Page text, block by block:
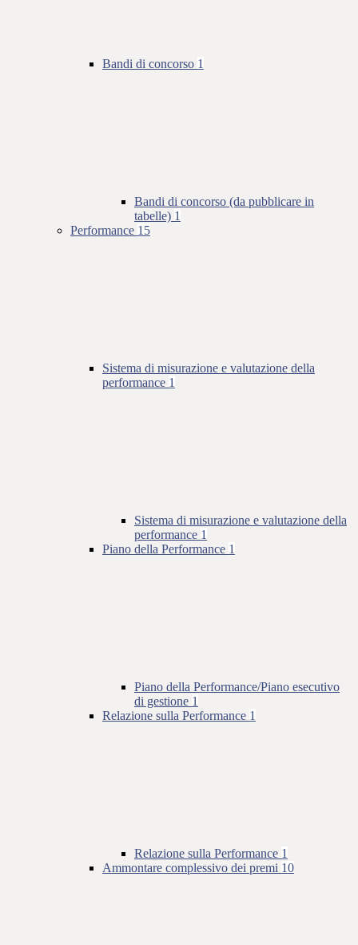
Bandi di concorso 1
Bandi di concorso (da pubblicare in
tabelle) 1
Performance 15
Sistema di misurazione e valutazione della
performance 1
Sistema di misurazione e valutazione della
performance 1
Piano della Performance 1
Piano della Performance/Piano esecutivo
di gestione 1
Relazione sulla Performance 1
Relazione sulla Performance 1
Ammontare complessivo dei premi 10